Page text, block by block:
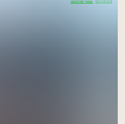
CERTIFIÉ PAR FR-BIO-01
AGRICULTURE FRANCE